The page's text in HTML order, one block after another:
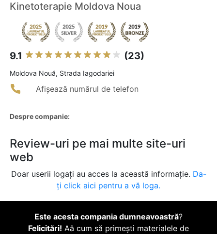
Kinetoterapie Moldova Noua
9.1 (23)
Moldova Nouă, Strada Iagodariei
Afișează numărul de telefon
Despre companie:
Review-uri pe mai multe site-uri
web
Doar userii logați au acces la această informație. Da-
ți click aici pentru a vă loga.
Este acesta compania dumneavoastră?
Felicitări! Aă cum să primești materialele de